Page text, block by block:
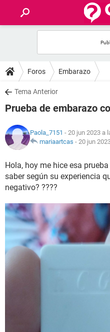
FOROS
SALUD
NUTRICIÓN
BIENESTAR
SEXUALIDAD
GLOSARIO
Foros Embarazo
Tema Anterior
Prueba de embarazo
Paola_7151 - 20 jun 2023 a
mariaartcas - 20 jun
Hola, hoy me hice esa
saber según su experiencia
negativo? ????